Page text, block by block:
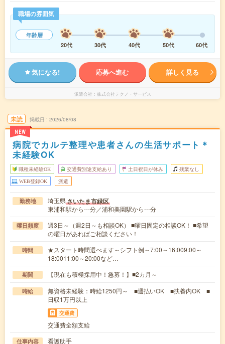
職場の雰囲気
年齢層
20代
30代 40代 50代 60代
気になる! 応募へ進む 詳しく見る
派遣会社 株式会社テクノ・サービス
未読
NEW
掲載日 2026/08/08
病院でカルテ整理や患者さんの生活サポート＊
未経験OK
職種未経験OK 交通費別途支給あり 土日祝日が休み 残業なし
WEB登録OK 派遣
勤務地 埼玉県さいたま市緑区
東浦和駅から---分／浦和美園駅から---分
曜日頻度
週3日～（週2日～も相談OK） ■曜日固定の相談OK！ ■希望
の曜日があればご相談ください！
時間
★スタート時間選べます～シフト例～7:00～16:009:00～
18:0011:00～20:00など…
期間 【現在も積極採用中！急募！】■2カ月～
時給
無資格未経験：時給1250円～ ■週払いOK ■扶養内OK ■
日収1万円以上
交通費
交通費全額支給
仕事内容
看護助手